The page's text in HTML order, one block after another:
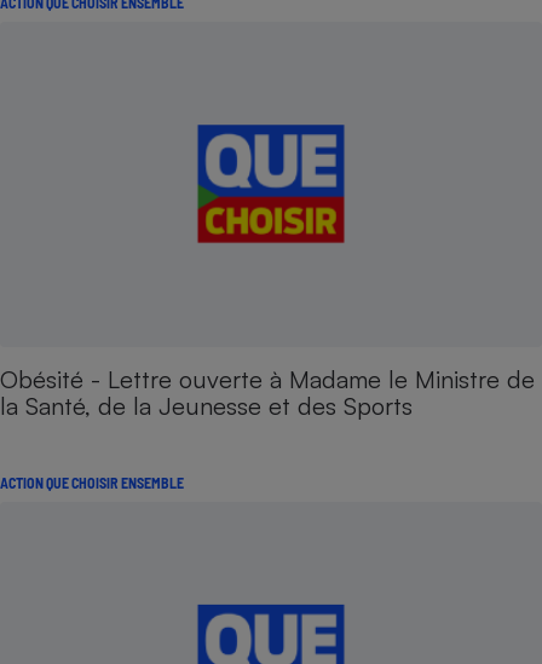
Obésité - Lettre ouverte à Madame le Ministre de
la Santé, de la Jeunesse et des Sports
ACTION QUE CHOISIR ENSEMBLE